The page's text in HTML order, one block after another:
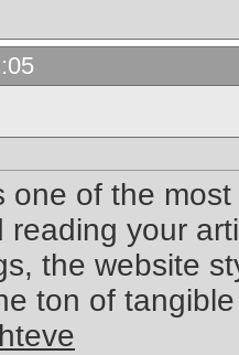
one of the
reading your
the website
ton of